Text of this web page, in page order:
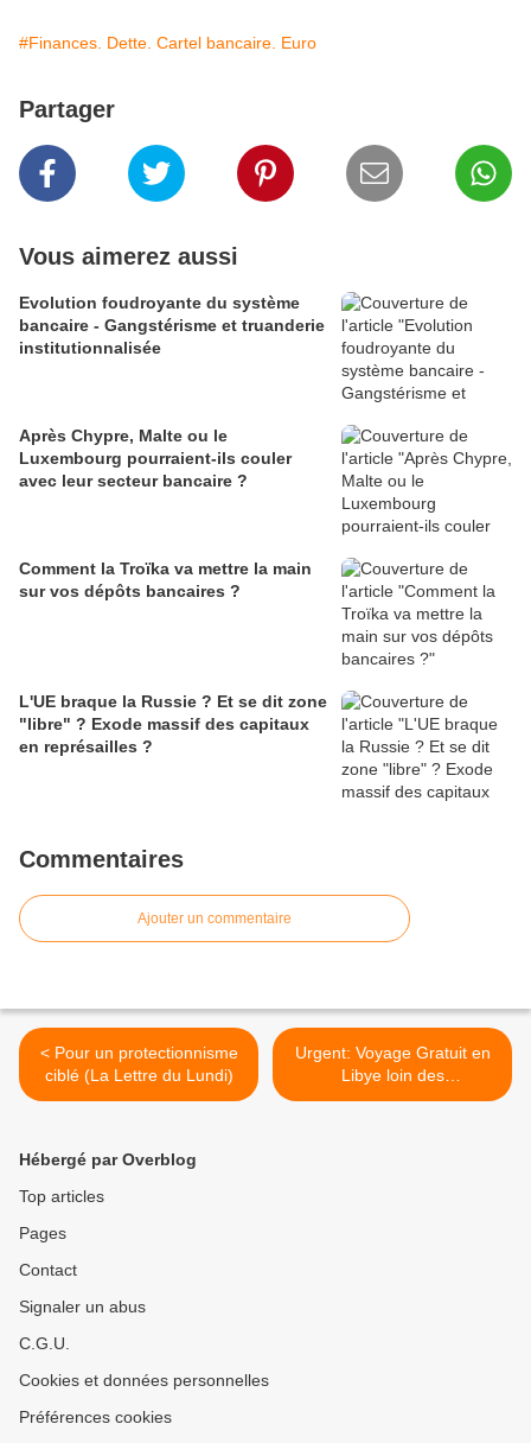
#Finances. Dette. Cartel bancaire. Euro
Partager
Vous aimerez aussi
Evolution foudroyante du système
bancaire - Gangstérisme et truanderie
institutionnalisée
Après Chypre, Malte ou le
Luxembourg pourraient-ils couler
avec leur secteur bancaire ?
Comment la Troïka va mettre la main
sur vos dépôts bancaires ?
L'UE braque la Russie ? Et se dit zone
"libre" ? Exode massif des capitaux
en représailles ?
Commentaires
Ajouter un commentaire
< Pour un protectionnisme
ciblé (La Lettre du Lundi)
Urgent: Voyage Gratuit en
Libye loin des
médiamensonges - Libye
Hébergé par Overblog
Top articles
Pages
Contact
Signaler un abus
C.G.U.
Cookies et données personnelles
Préférences cookies